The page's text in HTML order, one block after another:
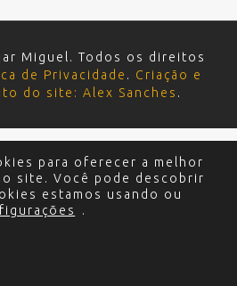
Miguel. Todos os direitos
de Privacidade . Criação e
do site: Alex Sanches .
para oferecer a melhor
site. Você pode descobrir
estamos usando ou
.
Cookie Banner